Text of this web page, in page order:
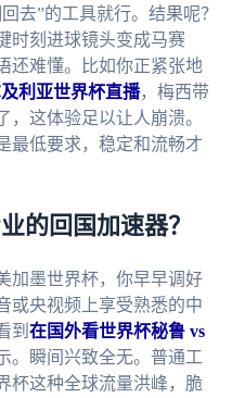
去”的工具就行。结果呢？
时刻进球镜头变成马赛
还难懂。比如你正紧张地
利亚世界杯直播，梅西带
这体验足以让人崩溃。
最低要求，稳定和流畅才
的回国加速器？
加墨世界杯，你早早调好
或央视频上享受熟悉的中
到 在国外看世界杯秘鲁 vs
。瞬间兴致全无。普通工
杯这种全球流量洪峰，脆